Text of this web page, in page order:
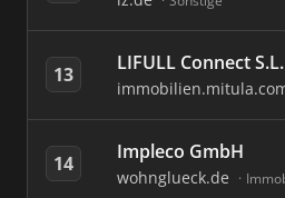
13 LIFULL Connect S.L.
14 Impleco GmbH
wohnglueck.de